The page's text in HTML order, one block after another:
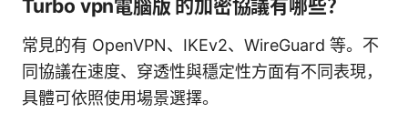
Turbo vpn電腦版 的加密協議有哪些？
常見的有 OpenVPN、IKEv2、WireGuard 等。不
同協議在速度、穿透性與穩定性方面有不同表現，
具體可依照使用場景選擇。